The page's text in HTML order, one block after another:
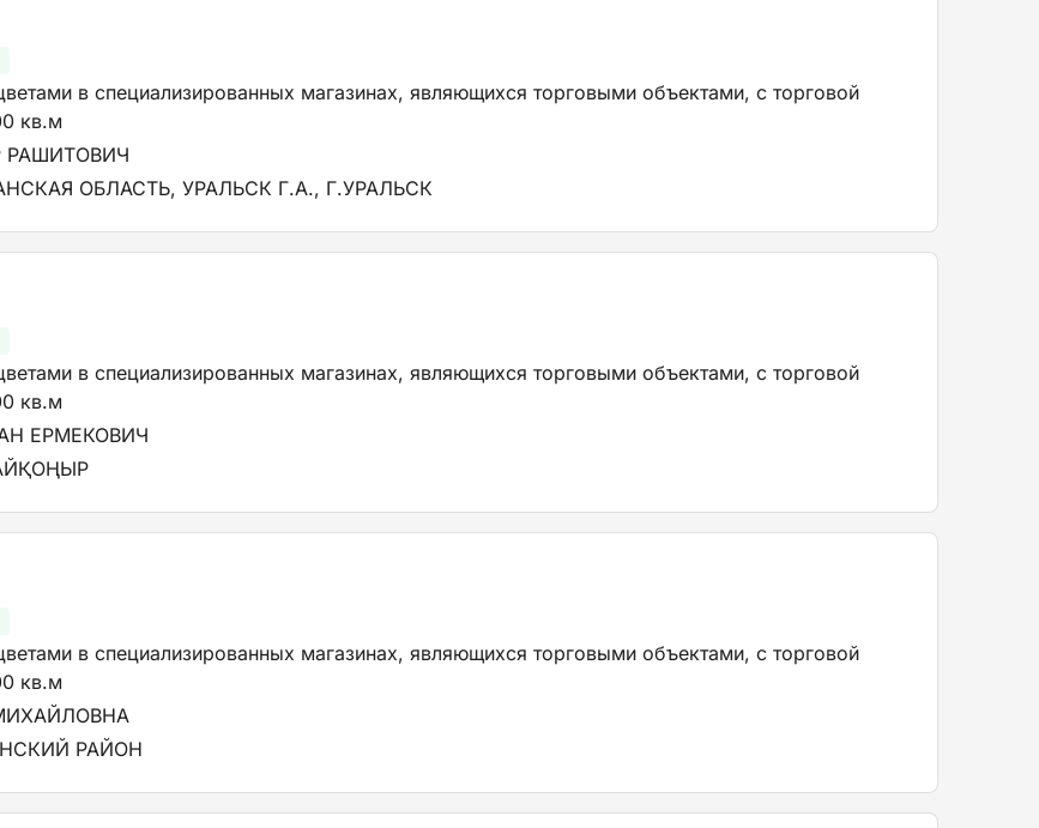
в специализированных магазинах, являющихся торговыми объектами, с торговой
кв.м
РАШИТОВИЧ
ОБЛАСТЬ, УРАЛЬСК Г.А., Г.УРАЛЬСК
в специализированных магазинах, являющихся торговыми объектами, с торговой
кв.м
ЕРМЕКОВИЧ
в специализированных магазинах, являющихся торговыми объектами, с торговой
кв.м
РАЙОН